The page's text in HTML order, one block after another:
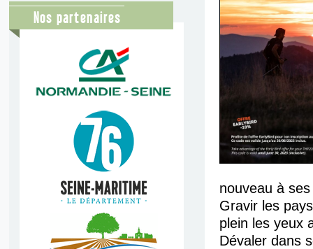
Nos partenaires
nouveau à
Gravir les
plein les yeux
Dévaler dans